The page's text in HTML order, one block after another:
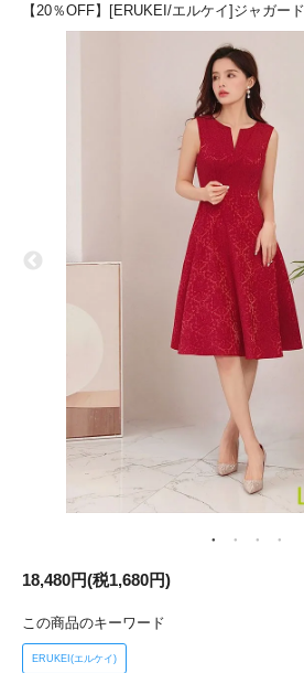
【20％OFF】[ERUKEI/エルケイ]ジャガー
18,480円(税1,680円)
この商品のキーワード
ERUKEI(エルケイ)